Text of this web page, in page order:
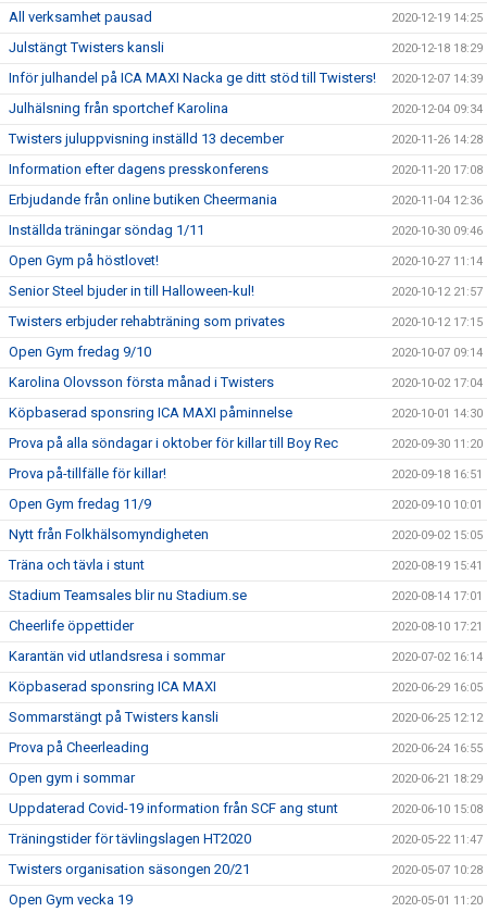
All verksamhet pausad 2020-12-19 14:25
Julstängt Twisters kansli 2020-12-18 18:29
Inför julhandel på ICA MAXI Nacka ge ditt stöd till Twisters! 2020-12-07 14:39
Julhälsning från sportchef Karolina 2020-12-04 09:34
Twisters juluppvisning inställd 13 december 2020-11-26 14:28
Information efter dagens presskonferens 2020-11-20 17:08
Erbjudande från online butiken Cheermania 2020-11-04 12:36
Inställda träningar söndag 1/11 2020-10-30 09:46
Open Gym på höstlovet! 2020-10-27 11:14
Senior Steel bjuder in till Halloween-kul! 2020-10-12 21:57
Twisters erbjuder rehabträning som privates 2020-10-12 17:15
Open Gym fredag 9/10 2020-10-07 09:14
Karolina Olovsson första månad i Twisters 2020-10-02 17:04
Köpbaserad sponsring ICA MAXI påminnelse 2020-10-01 14:30
Prova på alla söndagar i oktober för killar till Boy Rec 2020-09-30 11:20
Prova på-tillfälle för killar! 2020-09-18 16:51
Open Gym fredag 11/9 2020-09-10 10:01
Nytt från Folkhälsomyndigheten 2020-09-02 15:05
Träna och tävla i stunt 2020-08-19 15:41
Stadium Teamsales blir nu Stadium.se 2020-08-14 17:01
Cheerlife öppettider 2020-08-10 17:21
Karantän vid utlandsresa i sommar 2020-07-02 16:14
Köpbaserad sponsring ICA MAXI 2020-06-29 16:05
Sommarstängt på Twisters kansli 2020-06-25 12:12
Prova på Cheerleading 2020-06-24 16:55
Open gym i sommar 2020-06-21 18:29
Uppdaterad Covid-19 information från SCF ang stunt 2020-06-10 15:08
Träningstider för tävlingslagen HT2020 2020-05-22 11:47
Twisters organisation säsongen 20/21 2020-05-07 10:28
Open Gym vecka 19 2020-05-01 11:20